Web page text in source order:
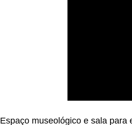
Espaço museológico e sala para